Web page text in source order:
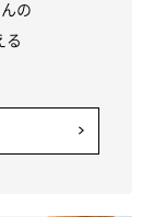
の
る